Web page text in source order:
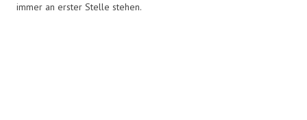
immer an erster Stelle stehen.